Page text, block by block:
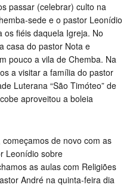
passar (celebrar) culto na
sede e o pastor Leonídio
os fiéis daquela Igreja. No
casa do pastor Nota e
pouco a vila de Chemba. Na
a visitar a família do pastor
Luterana “São Timóteo” de
aproveitou a boleia
de novo com as
Leonídio sobre
as aulas com Religiões
André na quinta-feira dia